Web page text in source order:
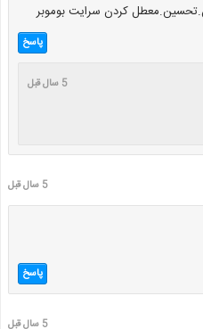
کردن سرایت بوموبر
پاسخ
5 سال قبل
5 سال قبل
پاسخ
5 سال قبل